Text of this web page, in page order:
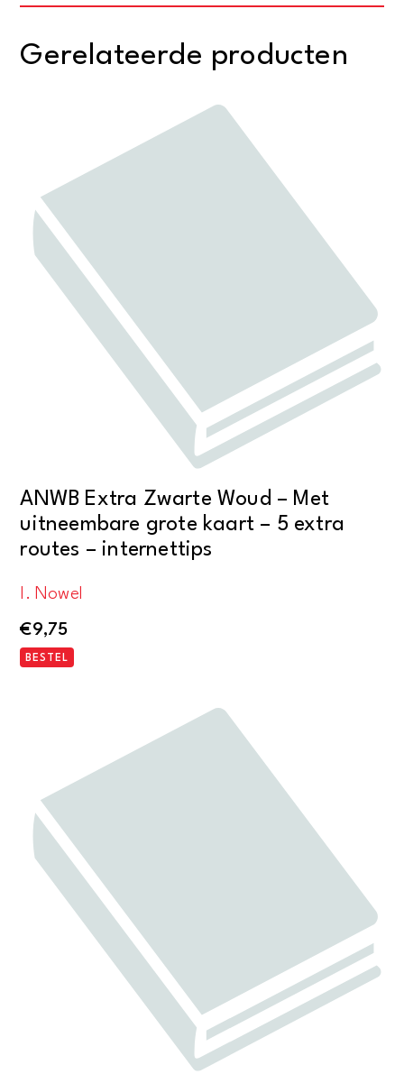
Gerelateerde producten
ANWB Extra Zwarte Woud – Met
uitneembare grote kaart – 5 extra
routes – internettips
I. Nowel
€9,75
BESTEL